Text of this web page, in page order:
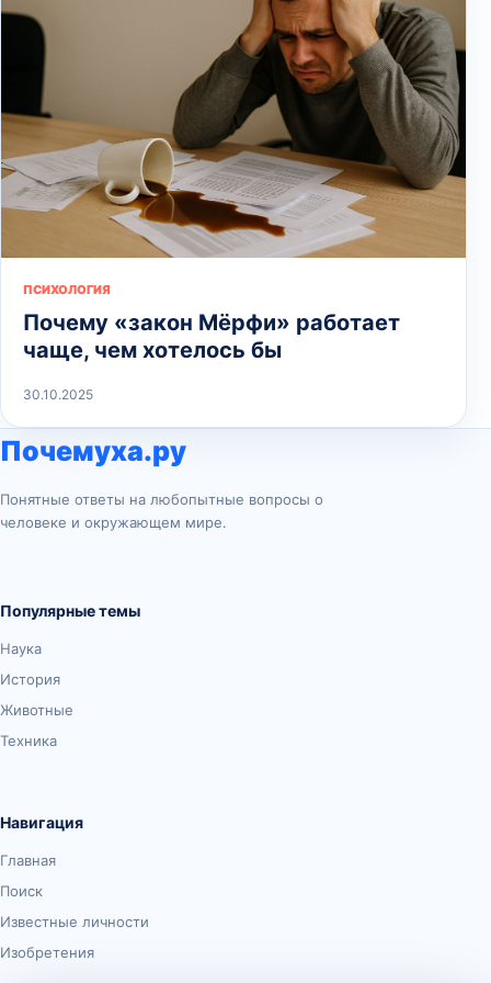
ПСИХОЛОГИЯ
Почему «закон Мёрфи» работает
чаще, чем хотелось бы
30.10.2025
Почемуха.ру
Понятные ответы на любопытные вопросы о
человеке и окружающем мире.
Популярные темы
Наука
История
Животные
Техника
Навигация
Главная
Поиск
Известные личности
Изобретения